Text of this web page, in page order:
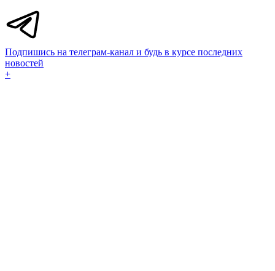
Подпишись на телеграм-канал и будь в курсе последних
новостей
+